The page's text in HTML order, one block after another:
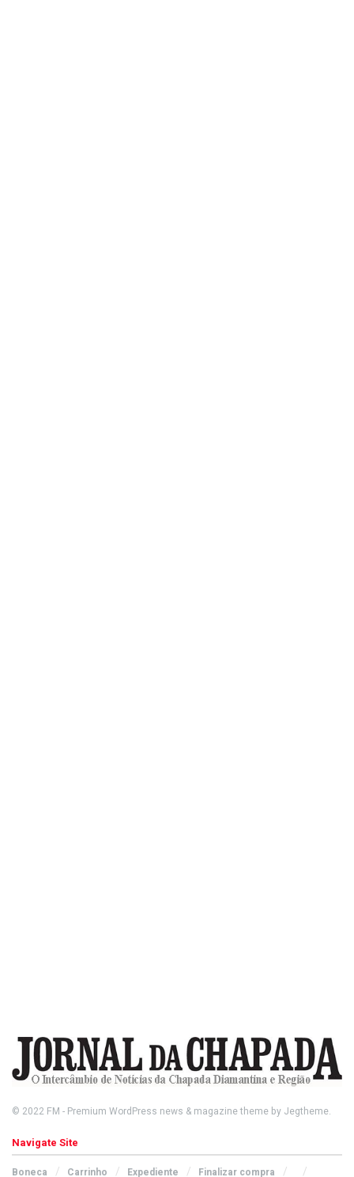
© 2022 FM - Premium WordPress news & magazine theme by Jegtheme.
Navigate Site
Boneca Carrinho Expediente Finalizar compra